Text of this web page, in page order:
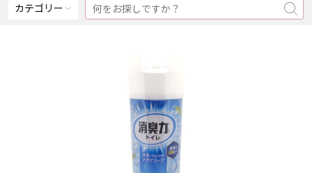
カテゴリー